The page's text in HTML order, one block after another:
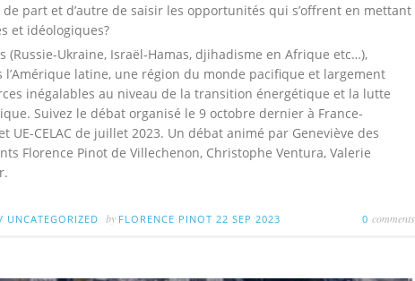
part et d’autre de saisir les opportunités qui s’offrent en mettant
et idéologiques?
(Russie-Ukraine, Israël-Hamas, djihadisme en Afrique etc…),
l’Amérique latine, une région du monde pacifique et largement
inégalables au niveau de la transition énergétique et la lutte
Suivez le débat organisé le 9 octobre dernier à France-
UE-CELAC de juillet 2023. Un débat animé par Geneviève des
Florence Pinot de Villechenon, Christophe Ventura, Valerie
/ UNCATEGORIZED by FLORENCE PINOT 22 SEP 2023 0 comments